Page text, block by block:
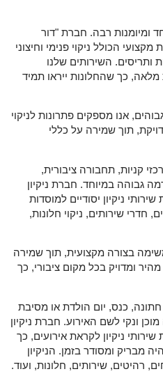
ומיומנות רבה. חברת "דור
הכולל ניקוי פנימי וחיצוני
ותריסים. השירותים שלנו
מלאה, כך שהחלונות ייראו תמיד
אנו מספקים פתרונות לניקוי
תוך שמירה על כללי
קניות, תחבורה ציבורית,
גבוהה במיוחד. חברת ניקיון
ניקיון יסודיים למוסדות
חדרי שירותים, ניקוי חלונות,
בצורה מקצועית, תוך שמירה
ומדויק בכל מקום ציבורי, כך
כנס, יום הולדת או מסיבת
ונקי לשם האירוע. חברת ניקיון
ניקיון לקראת אירועים, כך
מבריק ומסודר בזמן. הניקיון
רהיטים, שירותים, חלונות, ועוד.